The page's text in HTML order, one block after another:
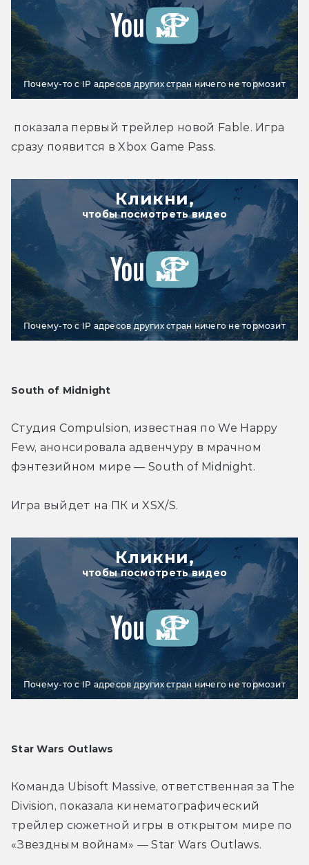
Почему-то с IP адресов других стран ничего не тормозит
сразу появится в Xbox Game Pass.
Кликни,
чтобы посмотреть видео
Почему-то с IP адресов других стран ничего не тормозит
South of Midnight
Студия Compulsion, известная по We Happy
Few, анонсировала адвенчуру в мрачном
фэнтезийном мире — South of Midnight.
Игра выйдет на ПК и XSX/S.
Кликни,
чтобы посмотреть видео
Почему-то с IP адресов других стран ничего не тормозит
Star Wars Outlaws
Команда Ubisoft Massive, ответственная за The
Division, показала кинематографический
трейлер сюжетной игры в открытом мире по
«Звездным войнам» — Star Wars Outlaws.